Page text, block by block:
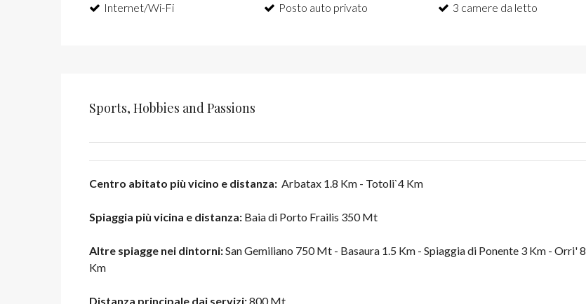
Internet/Wi-Fi
Posto auto privato
3 camere da letto
Sports, Hobbies and Passions
Centro abitato più vicino e distanza: Arbatax 1.8 Km - Totoli`4 Km
Spiaggia più vicina e distanza: Baia di Porto Frailis 350 Mt
Altre spiagge nei dintorni:San Gemiliano 750 Mt - Basaura 1.5 Km - Spiaggia di Ponente 3 Km - Orri' 8
Km
Distanza principale dai servizi:800 Mt